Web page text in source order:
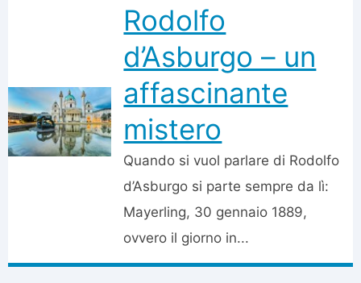
Rodolfo
d’Asburgo – un
affascinante
mistero
Quando si vuol parlare di Rodolfo
d’Asburgo si parte sempre da lì:
Mayerling, 30 gennaio 1889,
ovvero il giorno in...